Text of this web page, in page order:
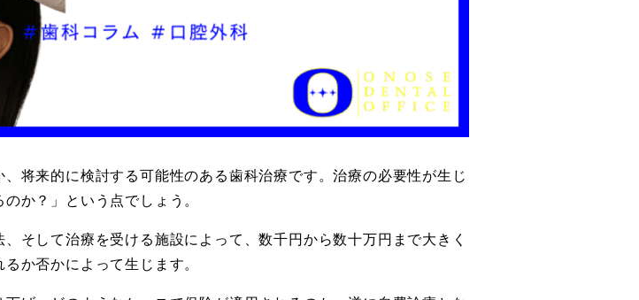
将来的に検討する可能性のある歯科治療です。治療の必要性が生じ
か？」という点でしょう。
そして治療を受ける施設によって、数千円から数十万円まで大きく
か否かによって生じます。